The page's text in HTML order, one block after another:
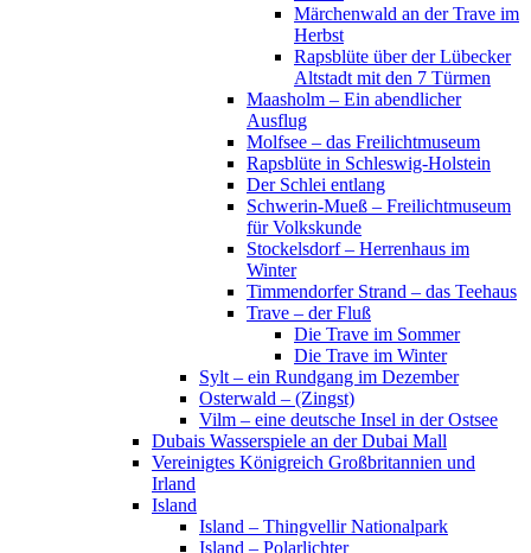
Märchenwald an der Trave im
Herbst
Rapsblüte über der Lübecker
Altstadt mit den 7 Türmen
Maasholm – Ein abendlicher
Ausflug
Molfsee – das Freilichtmuseum
Rapsblüte in Schleswig-Holstein
Der Schlei entlang
Schwerin-Mueß – Freilichtmuseum
für Volkskunde
Stockelsdorf – Herrenhaus im
Winter
Timmendorfer Strand – das Teehaus
Trave – der Fluß
Die Trave im Sommer
Die Trave im Winter
Sylt – ein Rundgang im Dezember
Osterwald – (Zingst)
Vilm – eine deutsche Insel in der Ostsee
Dubais Wasserspiele an der Dubai Mall
Vereinigtes Königreich Großbritannien und
Irland
Island
Island – Thingvellir Nationalpark
Island – Polarlichter